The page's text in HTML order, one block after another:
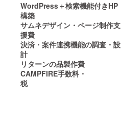
WordPress＋検索機能付きHP
構築
サムネデザイン・ページ制作支
援費
決済・案件連携機能の調査・設
計
リターンの品製作費
CAMPFIRE手数料・
税